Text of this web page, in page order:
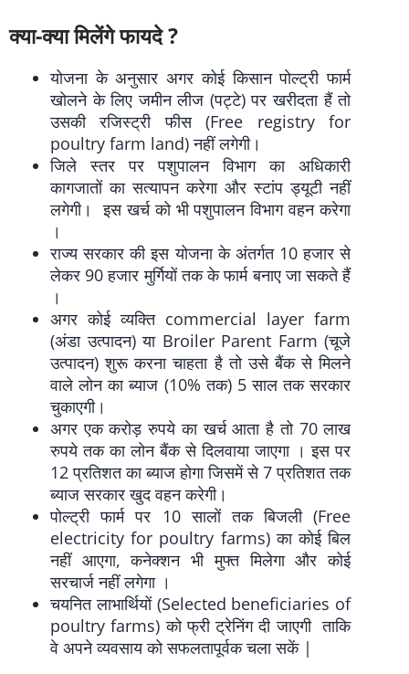
क्या-क्या मिलेंगे फायदे ?
योजना के अनुसार अगर कोई किसान पोल्ट्री फार्म
खोलने के लिए जमीन लीज (पट्टे) पर खरीदता हैं तो
उसकी रजिस्ट्री फीस (Free registry for
poultry farm land) नहीं लगेगी।
जिले स्तर पर पशुपालन विभाग का अधिकारी
कागजातों का सत्यापन करेगा और स्टांप ड्यूटी नहीं
लगेगी। इस खर्च को भी पशुपालन विभाग वहन करेगा
।
राज्य सरकार की इस योजना के अंतर्गत 10 हजार से
लेकर 90 हजार मुर्गियों तक के फार्म बनाए जा सकते हैं
।
अगर कोई व्यक्ति commercial layer farm
(अंडा उत्पादन) या Broiler Parent Farm (चूजे
उत्पादन) शुरू करना चाहता है तो उसे बैंक से मिलने
वाले लोन का ब्याज (10% तक) 5 साल तक सरकार
चुकाएगी।
अगर एक करोड़ रुपये का खर्च आता है तो 70 लाख
रुपये तक का लोन बैंक से दिलवाया जाएगा । इस पर
12 प्रतिशत का ब्याज होगा जिसमें से 7 प्रतिशत तक
ब्याज सरकार खुद वहन करेगी।
पोल्ट्री फार्म पर 10 सालों तक बिजली (Free
electricity for poultry farms) का कोई बिल
नहीं आएगा, कनेक्शन भी मुफ्त मिलेगा और कोई
सरचार्ज नहीं लगेगा ।
चयनित लाभार्थियों (Selected beneficiaries of
poultry farms) को फ्री ट्रेनिंग दी जाएगी ताकि
वे अपने व्यवसाय को सफलतापूर्वक चला सकें |